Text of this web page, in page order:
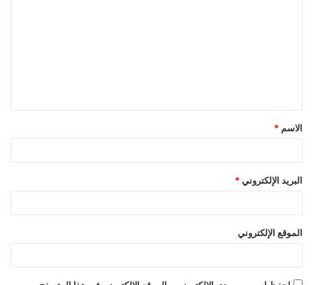
ق
*
الاسم *
البريد الإلكتروني *
الموقع الإلكتروني